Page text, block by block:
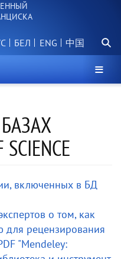
БЕЛ 中国
включенных в БД
о том, как
для рецензирования
"Mendeley: